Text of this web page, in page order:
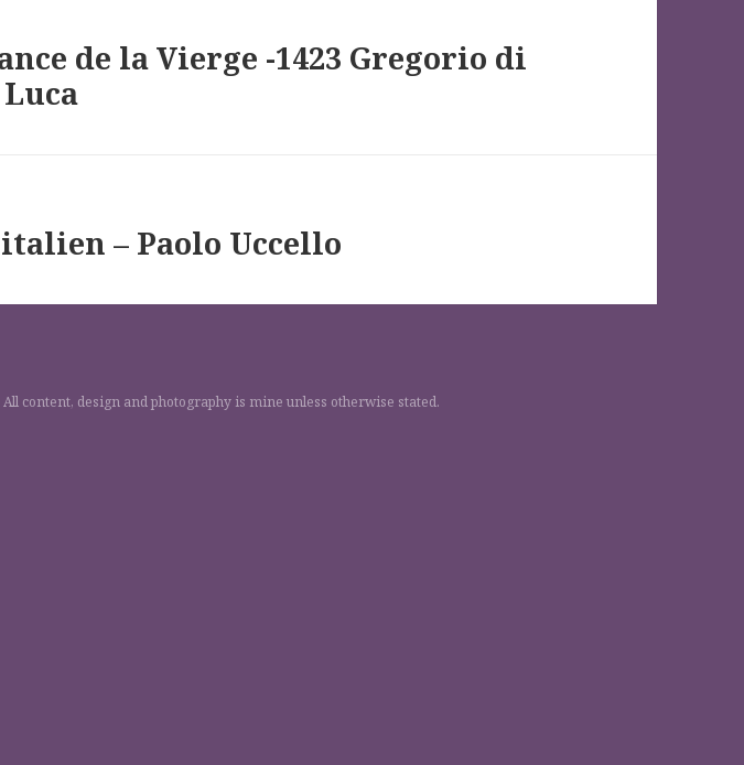
de la Vierge -1423 Gregorio di
– Paolo Uccello
All content, design and photography is mine unless otherwise stated.